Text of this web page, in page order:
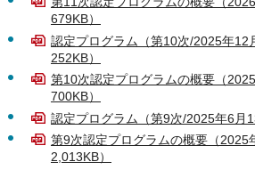
679KB）
認定プログラム（第10次/2025年12
252KB）
第10次認定プログラムの概要（
700KB）
認定プログラム（第9次/2025年6月
第9次認定プログラムの概要（2025
2,013KB）